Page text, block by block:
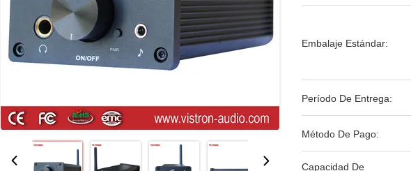
Embalaje Estándar:
Período De Entrega:
Método De Pago:
Capacidad De